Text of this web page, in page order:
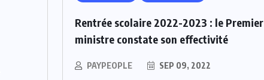
Rentrée scolaire 2022-2023 : le Premier
ministre constate son effectivité
PAYPEOPLE SEP 09, 2022